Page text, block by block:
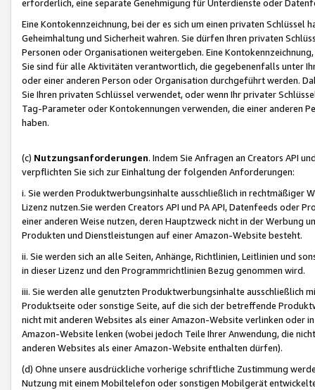
erforderlich, eine separate Genehmigung für Unterdienste oder
Eine Kontokennzeichnung, bei der es sich um einen privaten
Geheimhaltung und Sicherheit wahren. Sie dürfen Ihren privaten
Personen oder Organisationen weitergeben. Eine
Sie sind für alle Aktivitäten verantwortlich, die gegebenenfalls unter
oder einer anderen Person oder Organisation durchgeführt werden.
Sie Ihren privaten Schlüssel verwendet, oder wenn Ihr privater
Tag-Parameter oder Kontokennungen verwenden, die einer anderen
haben.
(c) Nutzungsanforderungen. Indem Sie Anfragen an Creators API
verpflichten Sie sich zur Einhaltung der folgenden Anforderungen:
i. Sie werden Produktwerbungsinhalte ausschließlich in rechtmäßiger
Lizenz nutzen.Sie werden Creators API und PA API, Datenfeeds oder
einer anderen Weise nutzen, deren Hauptzweck nicht in der Werbung
Produkten und Dienstleistungen auf einer Amazon-Website besteht.
ii. Sie werden sich an alle Seiten, Anhänge, Richtlinien, Leitlinien und
in dieser Lizenz und den Programmrichtlinien Bezug genommen wird.
iii. Sie werden alle genutzten Produktwerbungsinhalte ausschließlich
Produktseite oder sonstige Seite, auf die sich der betreffende
nicht mit anderen Websites als einer Amazon-Website verlinken oder
Amazon-Website lenken (wobei jedoch Teile Ihrer Anwendung, die
anderen Websites als einer Amazon-Website enthalten dürfen).
(d) Ohne unsere ausdrückliche vorherige schriftliche Zustimmung
Nutzung mit einem Mobiltelefon oder sonstigen Mobilgerät